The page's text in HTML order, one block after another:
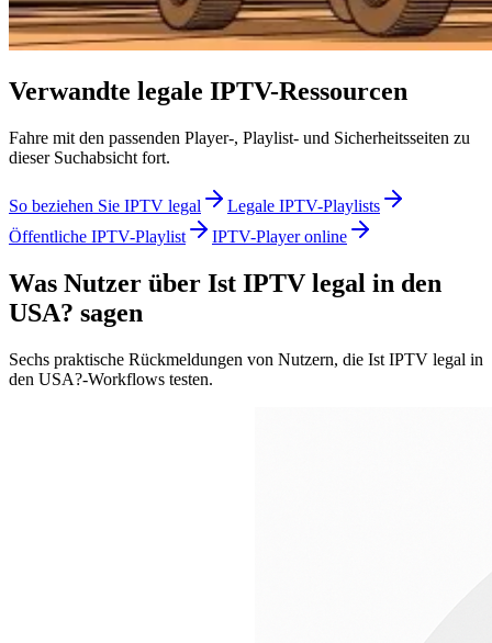
Verwandte legale IPTV-Ressourcen
Fahre mit den passenden Player-, Playlist- und Sicherheitsseiten zu
dieser Suchabsicht fort.
So beziehen Sie IPTV legal
Legale IPTV-Playlists
Öffentliche IPTV-Playlist
IPTV-Player online
Was Nutzer über Ist IPTV legal in den
USA? sagen
Sechs praktische Rückmeldungen von Nutzern, die Ist IPTV legal in
den USA?-Workflows testen.